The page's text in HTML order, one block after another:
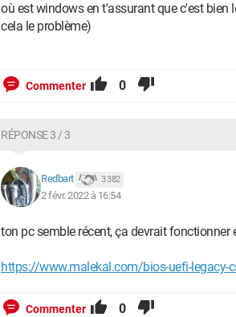
où est windows en t'assurant que c'est bien
cela le problème)
Commenter 0
RÉPONSE 3 / 3
Redbart 3 382
2 févr. 2022 à 16:54
ton pc semble récent, ça devrait fonctionner
https://www.malekal.com/bios-uefi-legacy-
Commenter 0